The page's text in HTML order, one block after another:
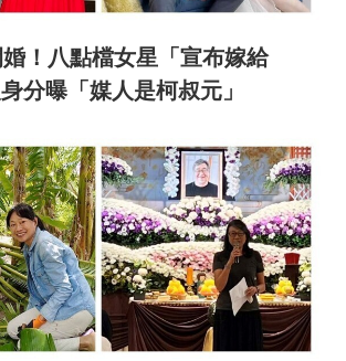
！八點檔女星「宣布嫁給
分曝「媒人是柯叔元」